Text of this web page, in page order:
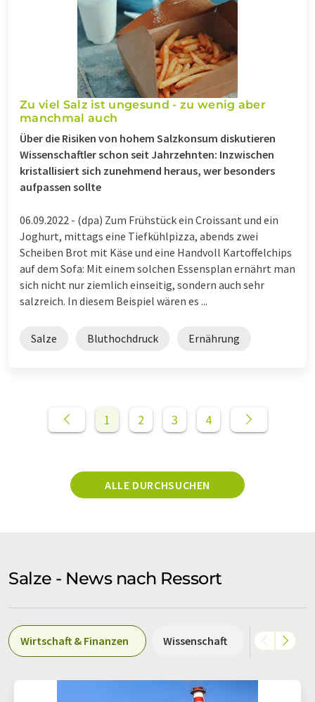
Zu viel Salz ist ungesund - zu wenig aber
manchmal auch
Über die Risiken von hohem Salzkonsum diskutieren
Wissenschaftler schon seit Jahrzehnten: Inzwischen
kristallisiert sich zunehmend heraus, wer besonders
aufpassen sollte
06.09.2022 - (dpa) Zum Frühstück ein Croissant und ein
Joghurt, mittags eine Tiefkühlpizza, abends zwei
Scheiben Brot mit Käse und eine Handvoll Kartoffelchips
auf dem Sofa: Mit einem solchen Essensplan ernährt man
sich nicht nur ziemlich einseitig, sondern auch sehr
salzreich. In diesem Beispiel wären es ...
Salze Bluthochdruck Ernährung
1 2 3 4
ALLE DURCHSUCHEN
Salze - News nach Ressort
Wirtschaft & Finanzen Wissenschaft